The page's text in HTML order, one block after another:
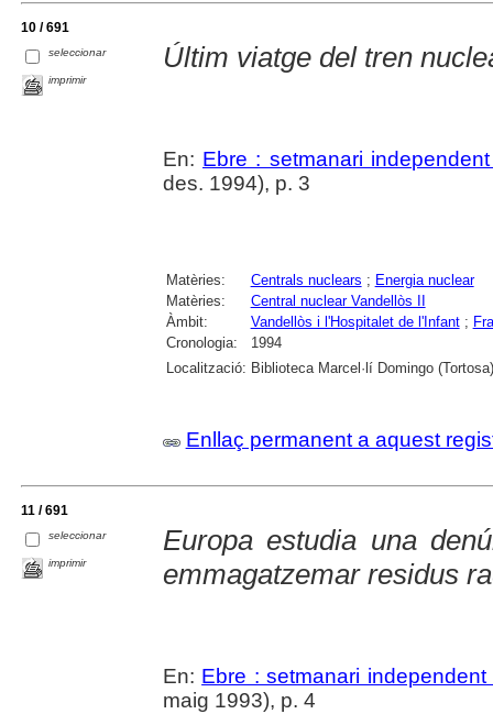
10 / 691
seleccionar
imprimir
Últim viatge del tren
En: Ebre : setmanari
des. 1994), p. 3
Matèries: Centrals nuclears ; Energia nuclear
Matèries:
Central nuclear Vandellòs II
Àmbit:
Vandellòs i l'Hospitalet de l'Infant;
Cronologia:
1994
Localització: Biblioteca Marcel·lí Domingo (Tortosa)
Enllaç permanent a aquest
11 / 691
seleccionar
imprimir
Europa estudia una
emmagatzemar residus
En: Ebre : setmanari
maig 1993), p. 4